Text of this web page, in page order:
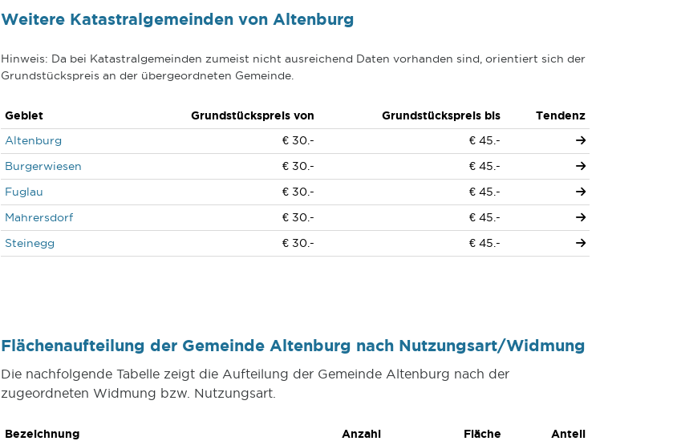
Weitere Katastralgemeinden von Altenburg
Hinweis: Da bei Katastralgemeinden zumeist nicht ausreichend Daten vorhanden sind, orientiert sich der
Grundstückspreis an der übergeordneten Gemeinde.
Gebiet Grundstückspreis von Grundstückspreis bis
Tendenz
Altenburg
€ 30.-
€ 45.-
Burgerwiesen
€ 30.-
€ 45.-
Fuglau
€ 30.-
€ 45.-
Mahrersdorf
€ 30.-
€ 45.-
Steinegg
€ 30.- € 45.-
Flächenaufteilung der Gemeinde Altenburg nach Nutzungsart/Widmung
Die nachfolgende Tabelle zeigt die Aufteilung der Gemeinde Altenburg nach der
zugeordneten Widmung bzw. Nutzungsart.
Bezeichnung Anzahl Fläche
Anteil